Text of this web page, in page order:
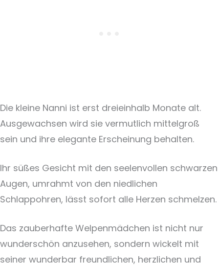
Die kleine Nanni ist erst dreieinhalb Monate alt.
Ausgewachsen wird sie vermutlich mittelgroß
sein und ihre elegante Erscheinung behalten.
Ihr süßes Gesicht mit den seelenvollen schwarzen
Augen, umrahmt von den niedlichen
Schlappohren, lässt sofort alle Herzen schmelzen.
Das zauberhafte Welpenmädchen ist nicht nur
wunderschön anzusehen, sondern wickelt mit
seiner wunderbar freundlichen, herzlichen und